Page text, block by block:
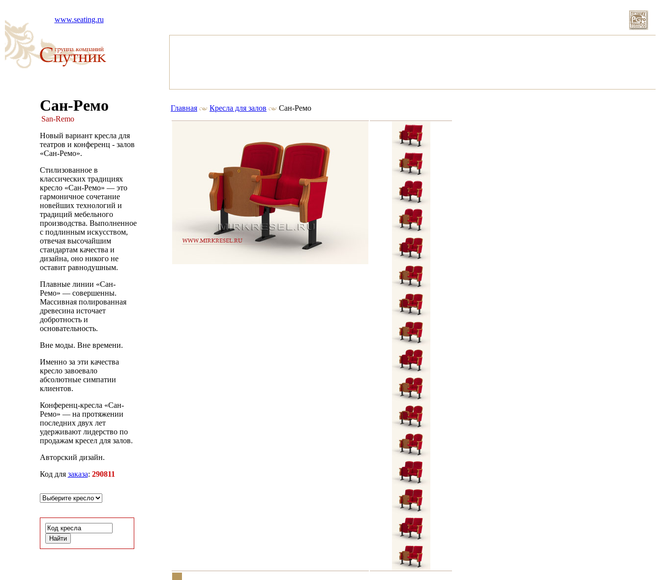
www.seating.ru
Сан-Ремо
San-Remo
Новый вариант кресла для
театров и конференц - залов
«Сан-Ремо».
Стилизованное в
классических традициях
кресло «Сан-Ремо» — это
гармоничное сочетание
новейших технологий и
традиций мебельного
производства. Выполненное
с подлинным искусством,
отвечая высочайшим
стандартам качества и
дизайна, оно никого не
оставит равнодушным.
Плавные линии «Сан-
Ремо» — совершенны.
Массивная полированная
древесина источает
добротность и
основательность.
Вне моды. Вне времени.
Именно за эти качества
кресло завоевало
абсолютные симпатии
клиентов.
Конференц-кресла «Сан-
Ремо» — на протяжении
последних двух лет
удерживают лидерство по
продажам кресел для залов.
Авторский дизайн.
Код для заказа: 290811
Главная Кресла для залов Сан-Ремо